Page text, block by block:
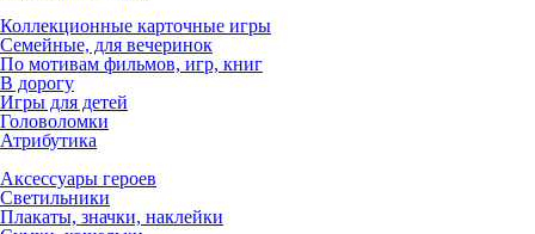
Коллекционные карточные игры
Семейные, для вечеринок
По мотивам фильмов, игр, книг
В дорогу
Игры для детей
Головоломки
Атрибутика
Аксессуары героев
Светильники
Плакаты, значки, наклейки